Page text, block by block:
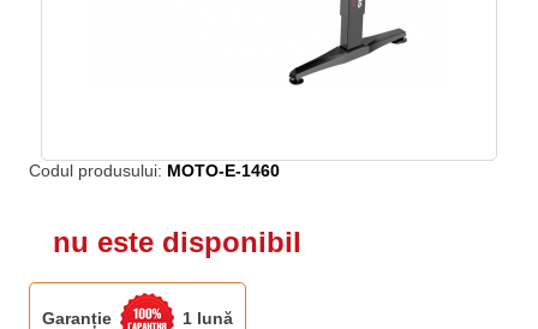
Codul produsului: MOTO-E-1460
nu este disponibil
Garanție 1 lună